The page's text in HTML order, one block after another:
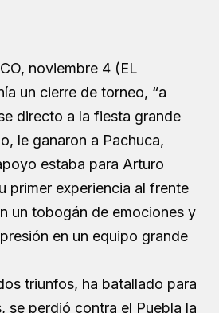
noviembre 4 (EL
un cierre de torneo, “a
directo a la fiesta grande
le ganaron a Pachuca,
estaba para Arturo
primer experiencia al frente
un tobogán de emociones y
en un equipo grande
triunfos, ha batallado para
se perdió contra el Puebla la